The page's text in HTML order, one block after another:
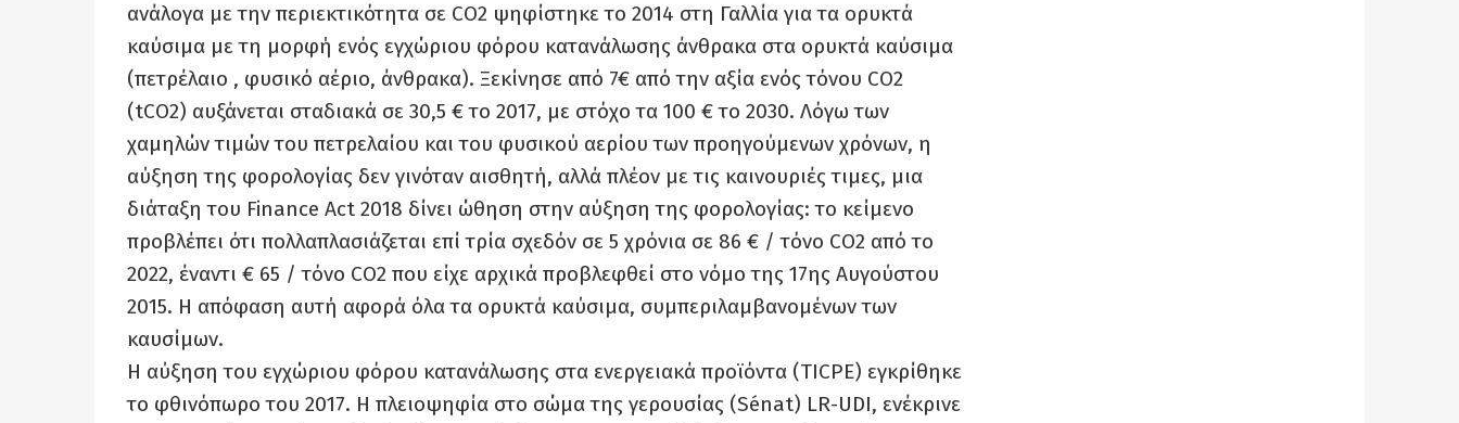
ανάλογα με την περιεκτικότητα σε CO2 ψηφίστηκε το 2014 στη Γαλλία για τα ορυκτά
καύσιμα με τη μορφή ενός εγχώριου φόρου κατανάλωσης άνθρακα στα ορυκτά καύσιμα
(πετρέλαιο , φυσικό αέριο, άνθρακα). Ξεκίνησε από 7€ από την αξία ενός τόνου CO2
(tCO2) αυξάνεται σταδιακά σε 30,5 € το 2017, με στόχο τα 100 € το 2030. Λόγω των
χαμηλών τιμών του πετρελαίου και του φυσικού αερίου των προηγούμενων χρόνων, η
αύξηση της φορολογίας δεν γινόταν αισθητή, αλλά πλέον με τις καινουριές τιμες, μια
διάταξη του Finance Act 2018 δίνει ώθηση στην αύξηση της φορολογίας: το κείμενο
προβλέπει ότι πολλαπλασιάζεται επί τρία σχεδόν σε 5 χρόνια σε 86 € / τόνο CO2 από το
2022, έναντι € 65 / τόνο CO2 που είχε αρχικά προβλεφθεί στο νόμο της 17ης Αυγούστου
2015. Η απόφαση αυτή αφορά όλα τα ορυκτά καύσιμα, συμπεριλαμβανομένων των
καυσίμων.
Η αύξηση του εγχώριου φόρου κατανάλωσης στα ενεργειακά προϊόντα (TICPE) εγκρίθηκε
το φθινόπωρο του 2017. Η πλειοψηφία στο σώμα της γερουσίας (Sénat) LR-UDI, ενέκρινε